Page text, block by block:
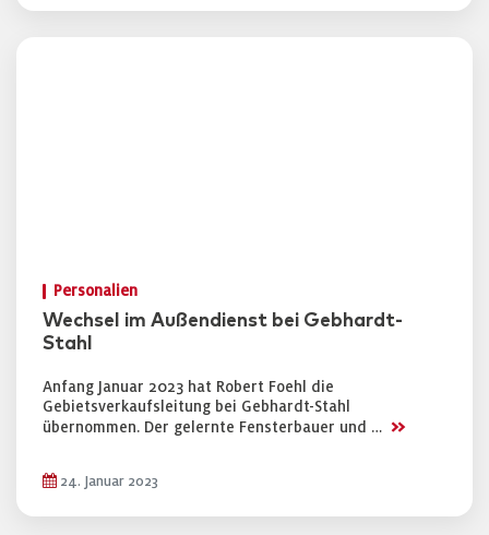
Personalien
Wechsel im Außendienst bei Gebhardt-
Stahl
Anfang Januar 2023 hat Robert Foehl die
Gebietsverkaufsleitung bei Gebhardt-Stahl
übernommen. Der gelernte Fensterbauer und … >>
24. Januar 2023